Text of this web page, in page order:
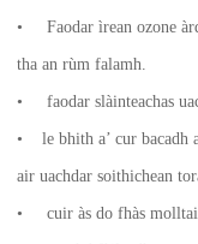
• Faodar ìrean ozone
tha an rùm falamh.
• faodar slàinteachas
• le bhith a’ cur bacadh
air uachdar soithichean
• cuir às do fhàs